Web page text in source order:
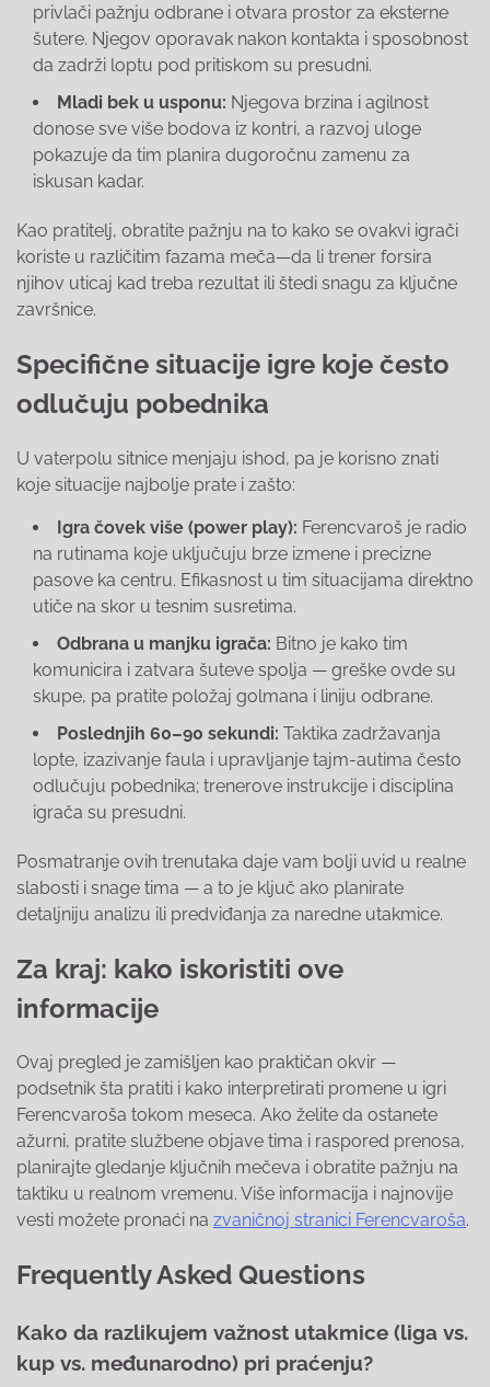
privlači pažnju odbrane i otvara prostor za eksterne
šutere. Njegov oporavak nakon kontakta i sposobnost
da zadrži loptu pod pritiskom su presudni.
Mladi bek u usponu: Njegova brzina i agilnost
donose sve više bodova iz kontri, a razvoj uloge
pokazuje da tim planira dugoročnu zamenu za
iskusan kadar.
Kao pratitelj, obratite pažnju na to kako se ovakvi igrači
koriste u različitim fazama meča—da li trener forsira
njihov uticaj kad treba rezultat ili štedi snagu za ključne
završnice.
Specifične situacije igre koje često
odlučuju pobednika
U vaterpolu sitnice menjaju ishod, pa je korisno znati
koje situacije najbolje prate i zašto:
Igra čovek više (power play): Ferencvaroš je radio
na rutinama koje uključuju brze izmene i precizne
pasove ka centru. Efikasnost u tim situacijama direktno
utiče na skor u tesnim susretima.
Odbrana u manjku igrača: Bitno je kako tim
komunicira i zatvara šuteve spolja — greške ovde su
skupe, pa pratite položaj golmana i liniju odbrane.
Poslednjih 60–90 sekundi: Taktika zadržavanja
lopte, izazivanje faula i upravljanje tajm-autima često
odlučuju pobednika; trenerove instrukcije i disciplina
igrača su presudni.
Posmatranje ovih trenutaka daje vam bolji uvid u realne
slabosti i snage tima — a to je ključ ako planirate
detaljniju analizu ili predviđanja za naredne utakmice.
Za kraj: kako iskoristiti ove
informacije
Ovaj pregled je zamišljen kao praktičan okvir —
podsetnik šta pratiti i kako interpretirati promene u igri
Ferencvaroša tokom meseca. Ako želite da ostanete
ažurni, pratite službene objave tima i raspored prenosa,
planirajte gledanje ključnih mečeva i obratite pažnju na
taktiku u realnom vremenu. Više informacija i najnovije
vesti možete pronaći na zvaničnoj stranici Ferencvaroša.
Frequently Asked Questions
Kako da razlikujem važnost utakmice (liga vs.
kup vs. međunarodno) pri praćenju?